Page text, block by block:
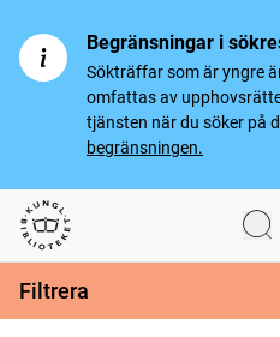
Begränsningar i
Sökträffar som är yngre
omfattas av
tjänsten när du söker på
begränsningen.
Svenska tidningar
Filtrera